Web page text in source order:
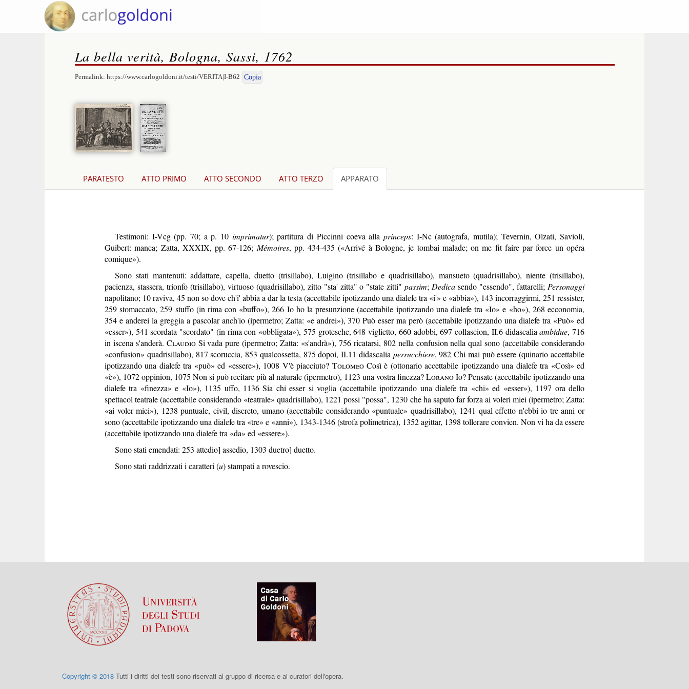
La bella verità, Bologna, Sassi, 1762
Permalink: https://www.carlogoldoni.it/testi/VERITA|I-B62 Copia
PARATESTO ATTO PRIMO ATTO SECONDO ATTO TERZO APPARATO
Testimoni: I-Vcg (pp. 70; a p. 10 imprimatur); partitura di Piccinni coeva alla princeps: I-Nc (autografa, mutila); Tevernin, Olzati, Savioli,
Guibert: manca; Zatta, XXXIX, pp. 67-126; Mémoires, pp. 434-435 («Arrivé à Bologne, je tombai malade; on me fit faire par force un opéra
comique»).
Sono stati mantenuti: addattare, capella, duetto (trisillabo), Luigino (trisillabo e quadrisillabo), mansueto (quadrisillabo), niente (trisillabo),
pacienza, stassera, trionfo (trisillabo), virtuoso (quadrisillabo), zitto "sta' zitta" o "state zitti"passim; Dedica sendo "essendo", fattarelli; Personaggi
napolitano; 10 raviva, 45 non so dove ch'i' abbia a dar la testa (accettabile ipotizzando una dialefe tra «i'» e «abbia»), 143 incorraggirmi, 251 ressister,
259 stomaccato, 259 stuffo (in rima con «buffo»), 266 Io ho la presunzione (accettabile ipotizzando una dialefe tra «Io» e «ho»), 268 ecconomia,
354 e anderei la greggia a pascolar anch'io (ipermetro; Zatta: «e andrei»), 370 Può esser ma però (accettabile ipotizzando una dialefe tra «Può» ed
«esser»), 541 scordata "scordato" (in rima con «obbligata»), 575 grotesche, 648 viglietto, 660 adobbi, 697 collascion, II.6 didascaliaambidue, 716
in iscena s'anderà. ClaudioSi vada pure (ipermetro; Zatta: «s'andrà»), 756 ricatarsi, 802 nella confusion nella qual sono (accettabile considerando
«confusion» quadrisillabo), 817 scoruccia, 853 qualcossetta, 875 dopoi, II.11 didascalia perrucchiere, 982 Chi mai può essere (quinario accettabile
ipotizzando una dialefe tra «può» ed «essere»), 1008 V'è piacciuto? TolomeoCosì è (ottonario accettabile ipotizzando una dialefe tra «Così» ed
«è»), 1072 oppinion, 1075 Non si può recitare più al naturale (ipermetro), 1123 una vostra finezza?LoranoIo? Pensate (accettabile ipotizzando una
dialefe tra «finezza» e «Io»), 1135 uffo, 1136 Sia chi esser si voglia (accettabile ipotizzando una dialefe tra «chi» ed «esser»), 1197 ora dello
spettacol teatrale (accettabile considerando «teatrale» quadrisillabo), 1221 possi "possa", 1230 che ha saputo far forza ai voleri miei (ipermetro; Zatta:
«ai voler miei»), 1238 puntuale, civil, discreto, umano (accettabile considerando «puntuale» quadrisillabo), 1241 qual effetto n'ebbi io tre anni or
sono (accettabile ipotizzando una dialefe tra «tre» e «anni»), 1343-1346 (strofa polimetrica), 1352 agittar, 1398 tollerare convien. Non vi ha da essere
(accettabile ipotizzando una dialefe tra «da» ed «essere»).
Sono stati emendati: 253 attedio] assedio, 1303 duetro] duetto.
Sono stati raddrizzati i caratteri (u) stampati a rovescio.
Copyright © 2018 Tutti i diritti dei testi sono riservati al gruppo di ricerca e ai curatori dell'opera.